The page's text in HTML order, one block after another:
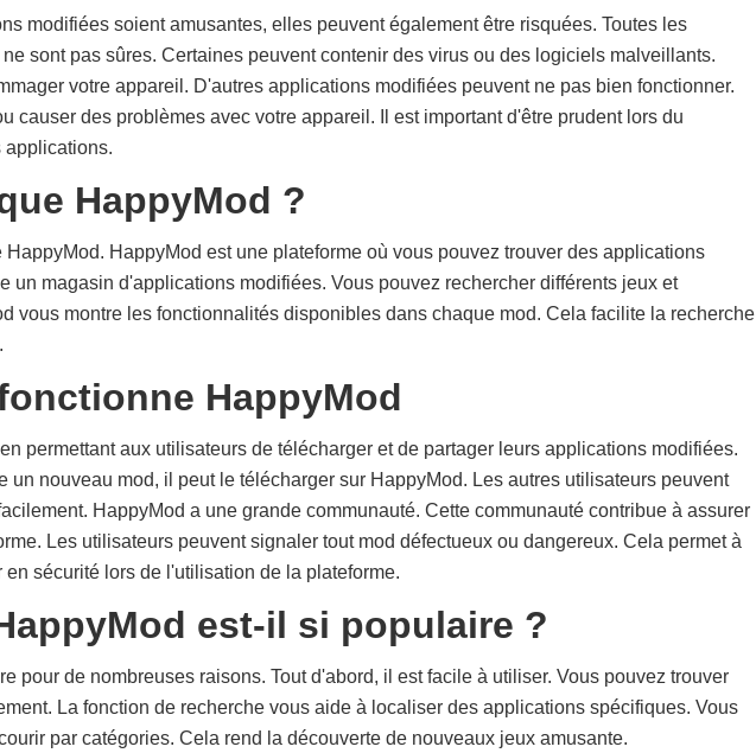
modifiées soient amusantes, elles peuvent également être risquées. Toutes les
sont pas sûres. Certaines peuvent contenir des virus ou des logiciels malveillants.
votre appareil. D'autres applications modifiées peuvent ne pas bien fonctionner.
causer des problèmes avec votre appareil. Il est important d'être prudent lors du
applications.
HappyMod ?
HappyMod. HappyMod est une plateforme où vous pouvez trouver des applications
un magasin d'applications modifiées. Vous pouvez rechercher différents jeux et
vous montre les fonctionnalités disponibles dans chaque mod. Cela facilite la recherche
HappyMod
permettant aux utilisateurs de télécharger et de partager leurs applications modifiées.
un nouveau mod, il peut le télécharger sur HappyMod. Les autres utilisateurs peuvent
HappyMod a une grande communauté. Cette communauté contribue à assurer
Les utilisateurs peuvent signaler tout mod défectueux ou dangereux. Cela permet à
en sécurité lors de l'utilisation de la plateforme.
est-il si populaire ?
pour de nombreuses raisons. Tout d'abord, il est facile à utiliser. Vous pouvez trouver
La fonction de recherche vous aide à localiser des applications spécifiques. Vous
par catégories. Cela rend la découverte de nouveaux jeux amusante.